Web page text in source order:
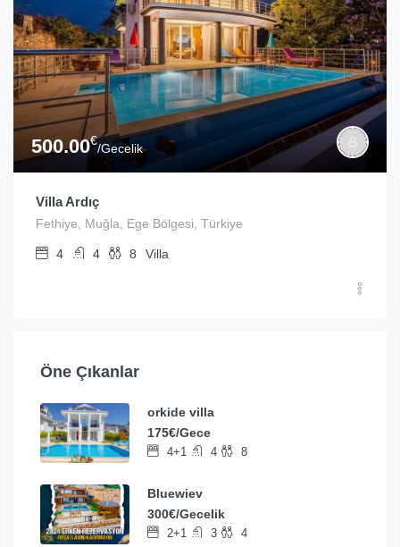
500.00€
/Gecelik
Villa Ardıç
Fethiye, Muğla, Ege Bölgesi, Türkiye
4 4 8 Villa
Öne Çıkanlar
orkide villa
175€/Gece
4+1 4 8
Bluewiev
300€/Gecelik
2+1 3 4